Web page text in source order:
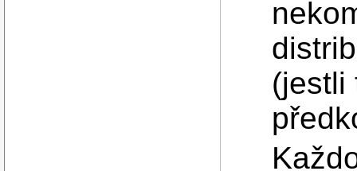
(jestli